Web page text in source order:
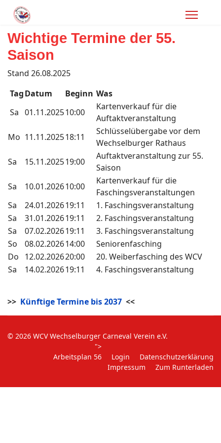
Wichtige Termine der 55.
Saison
Stand 26.08.2025
TagDatum Beginn Was
Sa 01.11.202510:00
Kartenverkauf für die
Auftaktveranstaltung
Mo 11.11.202518:11
Schlüsselübergabe vor dem
Wechselburger Rathaus
Sa
15.11.202519:00
Auftaktveranstaltung zur 55.
Saison
Sa
10.01.202610:00
Kartenverkauf für die
Faschingsveranstaltungen
Sa
24.01.202619:11
1. Faschingsveranstaltung
Sa
31.01.202619:11
2. Faschingsveranstaltung
Sa
07.02.202619:11
3. Faschingsveranstaltung
So
08.02.202614:00
Seniorenfasching
Do
12.02.202620:00
20. Weiberfasching des WCV
Sa
14.02.202619:11 4. Faschingsveranstaltung
>> Künftige Termine bis 2037 <<
© 2026 WCV Wechselburger Carneval Verein e.V.
">
Arbeitsplan 56
Login
Datenschutzerklärung
Impressum
Zum Runterladen